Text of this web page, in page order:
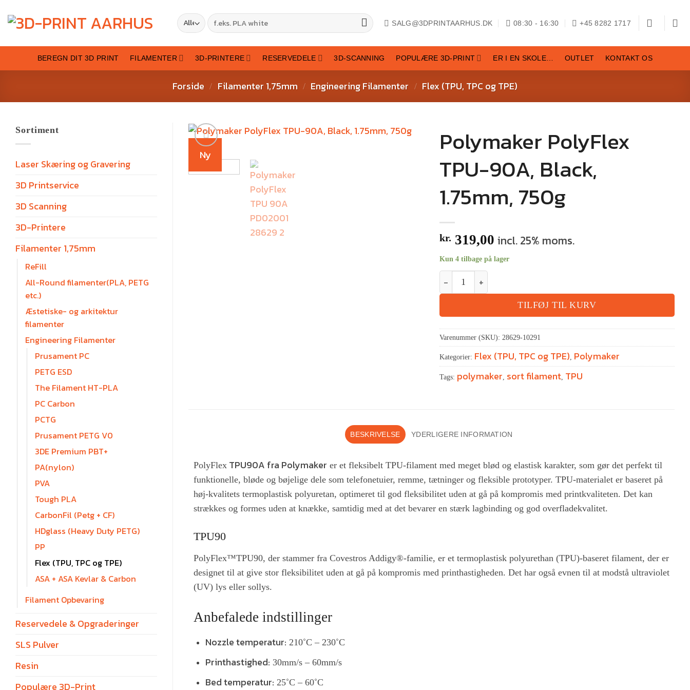
SALG@3DPRINTAARHUS.DK 08:30 - 16:30 +45 8282 1717
BEREGN DIT 3D PRINT FILAMENTER 3D-PRINTERE RESERVEDELE 3D-SCANNING POPULÆRE 3D-PRINT ER I EN SKOLE… OUTLET KONTAKT OS
Forside / Filamenter 1,75mm / Engineering Filamenter / Flex (TPU, TPC og TPE)
Sortiment
Laser Skæring og Gravering
3D Printservice
3D Scanning
3D-Printere
Filamenter 1,75mm
ReFill
All-Round filamenter(PLA, PETG
etc.)
Æstetiske- og arkitektur
filamenter
Engineering Filamenter
Prusament PC
PETG ESD
The Filament HT-PLA
PC Carbon
PCTG
Prusament PETG V0
3DE Premium PBT+
PA(nylon)
PVA
Tough PLA
CarbonFil (Petg + CF)
HDglass (Heavy Duty PETG)
PP
Flex (TPU, TPC og TPE)
ASA + ASA Kevlar & Carbon
Filament Opbevaring
Reservedele & Opgraderinger
SLS Pulver
Resin
Populære 3D-Print
Ny
Polymaker PolyFlex
TPU-90A, Black,
1.75mm, 750g
kr. 319,00 incl. 25% moms.
Kun 4 tilbage på lager
TILFØJ TIL KURV
Varenummer (SKU): 28629-10291
Kategorier: Flex (TPU, TPC og TPE), Polymaker
Tags: polymaker, sort filament, TPU
BESKRIVELSE YDERLIGERE INFORMATION
PolyFlex TPU90A fra Polymaker er et fleksibelt TPU-filament med meget blød og elastisk karakter, som gør det perfekt til
funktionelle, bløde og bøjelige dele som telefonetuier, remme, tætninger og fleksible prototyper. TPU-materialet er baseret på
høj-kvalitets termoplastisk polyuretan, optimeret til god fleksibilitet uden at gå på kompromis med printkvaliteten. Det kan
strækkes og formes uden at knække, samtidig med at det bevarer en stærk lagbinding og god overfladekvalitet.
TPU90
PolyFlex™TPU90, der stammer fra Covestros Addigy®-familie, er et termoplastisk polyurethan (TPU)-baseret filament, der er
designet til at give stor fleksibilitet uden at gå på kompromis med printhastigheden. Det har også evnen til at modstå ultraviolet
(UV) lys eller sollys.
Anbefalede indstillinger
Nozzle temperatur: 210˚C – 230˚C
Printhastighed: 30mm/s – 60mm/s
Bed temperatur: 25˚C – 60˚C